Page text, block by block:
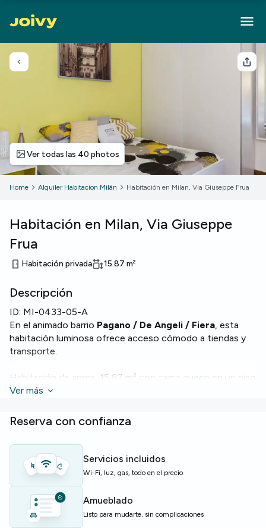
Volver
Ver todas las 40 photos
Home Alquiler Habitacion Milán Habitación en Milan, Via Giuseppe Frua
Habitación en Milan, Via Giuseppe
Frua
Habitación privada 15.87 m²
Descripción
ID: MI-0433-05-A
En el animado barrio Pagano / De Angeli / Fiera, esta
habitación luminosa ofrece acceso cómodo a tiendas y
transporte.
Habitación de aprox. 15,87 m² con cama queen en un piso
moderno con
en la planta 6.
Edificio conservicio de conserjería
mayor comodidad.
Ideal para estudiantes o jóvenes profesionales que
buscan una vivienda lista para entrar a vivir con servicios
prácticos.
Ver más
Reserva con confianza
Servicios incluidos
Wi-Fi, luz, gas, todo en el precio
Amueblado
Listo para mudarte, sin complicaciones